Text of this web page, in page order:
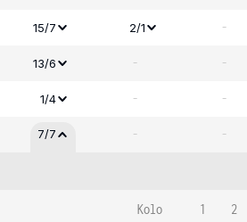
15/7 2/1 -
13/6 - -
1/4 - -
7/7 - -
Kolo 1 2